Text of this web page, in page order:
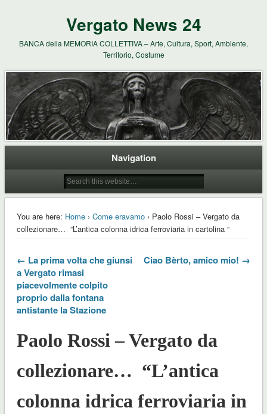
Vergato News 24
BANCA della MEMORIA COLLETTIVA – Arte, Cultura, Sport, Ambiente,
Territorio, Costume
Navigation
You are here: Home› Come eravamo› Paolo Rossi – Vergato da
collezionare… “L’antica colonna idrica ferroviaria in cartolina “
← La prima volta che giunsi
a Vergato rimasi
piacevolmente colpito
proprio dalla fontana
antistante la Stazione
Ciao Bèrto, amico mio! →
Paolo Rossi – Vergato da
collezionare… “L’antica
colonna idrica ferroviaria in